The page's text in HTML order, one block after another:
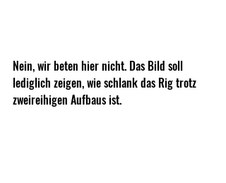
Nein, wir beten hier nicht. Das Bild soll
lediglich zeigen, wie schlank das Rig trotz
zweireihigen Aufbaus ist.